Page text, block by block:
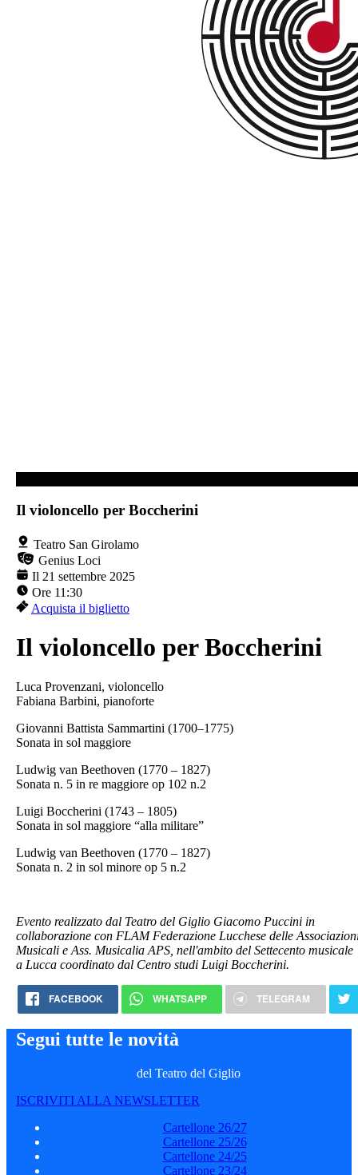
Il violoncello per Boccherini
Teatro San Girolamo
Genius Loci
Il 21 settembre 2025
Ore 11:30
Acquista il biglietto
Il violoncello per Boccherini
Luca Provenzani, violoncello
Fabiana Barbini, pianoforte
Giovanni Battista Sammartini (1700–1775)
Sonata in sol maggiore
Ludwig van Beethoven (1770 – 1827)
Sonata n. 5 in re maggiore op 102 n.2
Luigi Boccherini (1743 – 1805)
Sonata in sol maggiore “alla militare”
Ludwig van Beethoven (1770 – 1827)
Sonata n. 2 in sol minore op 5 n.2
Evento realizzato dal Teatro del Giglio Giacomo Puccini in
collaborazione con FLAM Federazione Lucchese delle
Musicali e Ass. Musicalia APS, nell'ambito del Settecento musicale
a Lucca coordinato dal Centro studi Luigi Boccherini.
FACEBOOK WHATSAPP TELEGRAM
Segui tutte le novità
del Teatro del Giglio
ISCRIVITI ALLA NEWSLETTER
Cartellone 26/27
Cartellone 25/26
Cartellone 24/25
Cartellone 23/24